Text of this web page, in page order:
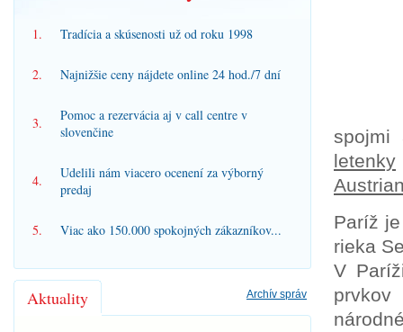
1. Tradícia a skúsenosti už od roku 1998
2. Najnižšie ceny nájdete online 24 hod./7 dní
3.
Pomoc a rezervácia aj v call centre v
slovenčine
4.
Udelili nám viacero ocenení za výborný
predaj
5. Viac ako 150.000 spokojných zákazníkov...
Archív správ
Aktuality
letenky
Paríž
rieka
V